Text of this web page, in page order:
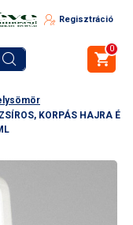
Regisztráció
0
KORPÁS HAJRA É